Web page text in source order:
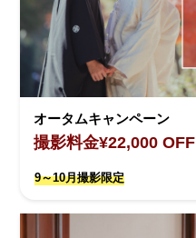
オータムキャンペーン
撮影料金¥22,000 OFF
9～10月撮影限定